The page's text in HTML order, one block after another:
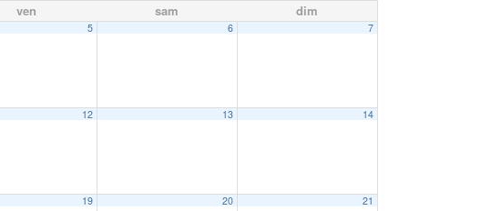
ven sam dim
5 6 7
12 13 14
19 20 21